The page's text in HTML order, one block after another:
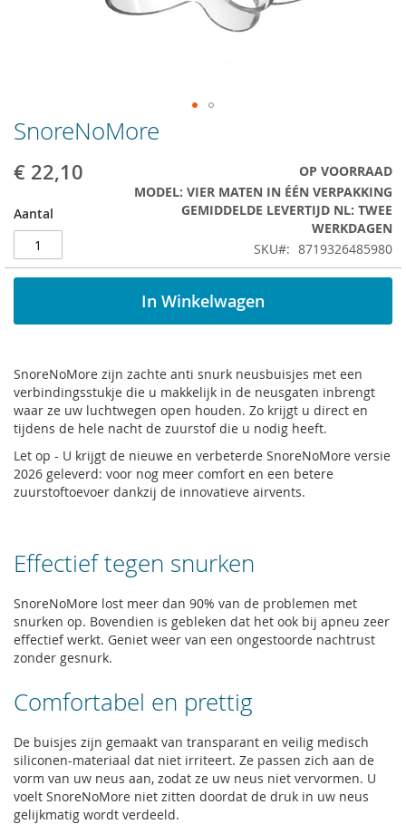
SnoreNoMore
€ 22,10
OP VOORRAAD
MODEL: VIER MATEN IN ÉÉN VERPAKKING
GEMIDDELDE LEVERTIJD NL: TWEE
WERKDAGEN
SKU
8719326485980
Aantal
In Winkelwagen
SnoreNoMore zijn zachte anti snurk neusbuisjes met een
verbindingsstukje die u makkelijk in de neusgaten inbrengt
waar ze uw luchtwegen open houden. Zo krijgt u direct en
tijdens de hele nacht de zuurstof die u nodig heeft.
Let op - U krijgt de nieuwe en verbeterde SnoreNoMore versie
2026 geleverd: voor nog meer comfort en een betere
zuurstoftoevoer dankzij de innovatieve airvents.
Ga
naar
het
begin
de
afbeeldingen-
gallerij
Effectief tegen snurken
SnoreNoMore lost meer dan 90% van de problemen met
snurken op. Bovendien is gebleken dat het ook bij apneu zeer
effectief werkt. Geniet weer van een ongestoorde nachtrust
zonder gesnurk.
Comfortabel en prettig
De buisjes zijn gemaakt van transparant en veilig medisch
siliconen-materiaal dat niet irriteert. Ze passen zich aan de
vorm van uw neus aan, zodat ze uw neus niet vervormen. U
voelt SnoreNoMore niet zitten doordat de druk in uw neus
gelijkmatig wordt verdeeld.